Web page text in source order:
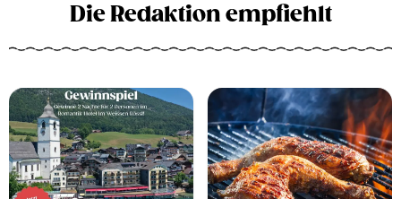
Die Redaktion empfiehlt